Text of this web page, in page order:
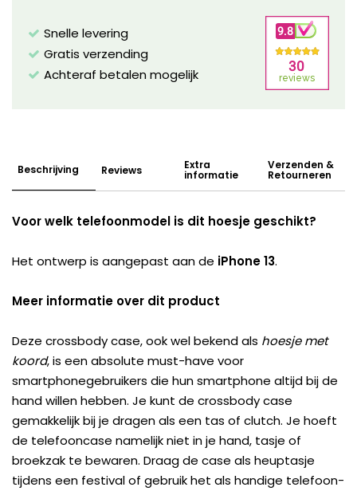
Snelle levering
Gratis verzending
Achteraf betalen mogelijk
Beschrijving Reviews Extra
informatie
Verzenden &
Retourneren
Voor welk telefoonmodel is dit hoesje geschikt?
Het ontwerp is aangepast aan de iPhone 13.
Meer informatie over dit product
Deze crossbody case, ook wel bekend als hoesje met
koord, is een absolute must-have voor
smartphonegebruikers die hun smartphone altijd bij de
hand willen hebben. Je kunt de crossbody case
gemakkelijk bij je dragen als een tas of clutch. Je hoeft
de telefooncase namelijk niet in je hand, tasje of
broekzak te bewaren. Draag de case als heuptasje
tijdens een festival of gebruik het als handige telefoon-